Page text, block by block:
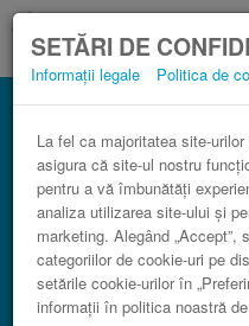
SETĂRI DE
Informații legale Politica de
La fel ca majoritatea site-
asigura că site-ul nostru
pentru a vă îmbunătăți
analiza utilizarea site-ului și
marketing. Alegând
categoriilor de cookie-uri pe
setările cookie-urilor în
informații în politica noastră